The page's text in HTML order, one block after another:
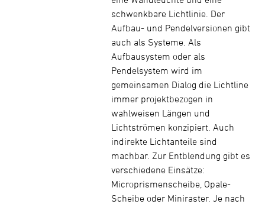
schwenkbare Lichtlinie. Der
Aufbau- und Pendelversionen gibt
auch als Systeme. Als
Aufbausystem oder als
Pendelsystem wird im
gemeinsamen Dialog die Lichtline
immer projektbezogen in
wahlweisen Längen und
Lichtströmen konzipiert. Auch
indirekte Lichtanteile sind
machbar. Zur Entblendung gibt es
verschiedene Einsätze:
Microprismenscheibe, Opale-
Scheibe oder Miniraster. Je nach